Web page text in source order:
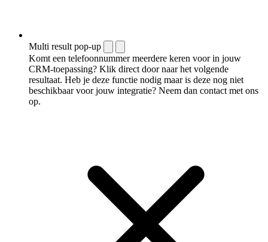
Multi result pop-up
Komt een telefoonnummer meerdere keren voor in jouw
CRM-toepassing? Klik direct door naar het volgende
resultaat. Heb je deze functie nodig maar is deze nog niet
beschikbaar voor jouw integratie? Neem dan contact met ons
op.